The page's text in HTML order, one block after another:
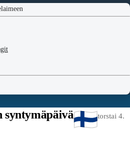
syntymäpäivä torstai 4.